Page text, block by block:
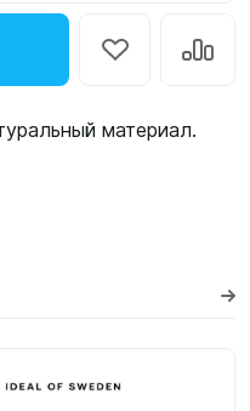
материал.